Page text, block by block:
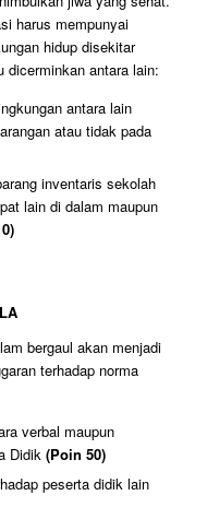
harus mempunyai
hidup disekitar
dicerminkan antara lain:
antara lain
atau tidak pada
inventaris sekolah
lain di dalam maupun
bergaul akan menjadi
terhadap norma
verbal maupun
Didik (Poin 50)
peserta didik lain